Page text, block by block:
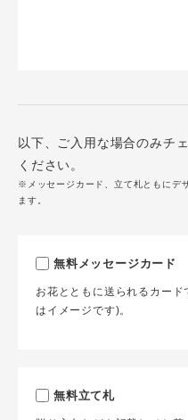
以下、ご入用な場合のみチ
ください。
※メッセージカード、立て札ともにデ
ます。
無料メッセージカード
お花とともに送られるカード
はイメージです)。
無料立て札